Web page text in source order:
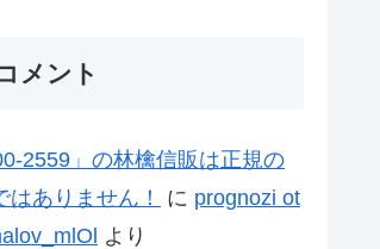
メント
2559」の林檎信販は正規の
はありません！
に prognozi ot
より